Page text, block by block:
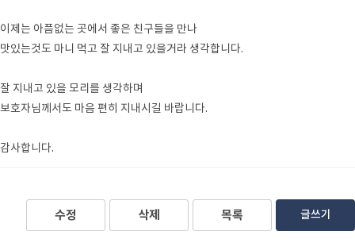
이제는 아픔없는 곳에서 좋은 친구들을 만나
맛있는것도 마니 먹고 잘 지내고 있을거라 생각합니다.
잘 지내고 있을 모리를 생각하며
보호자님께서도 마음 편히 지내시길 바랍니다.
감사합니다.
수정 삭제 목록 글쓰기